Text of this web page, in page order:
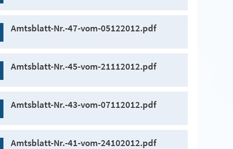
Amtsblatt-Nr.-47-vom-05122012.pdf
Amtsblatt-Nr.-45-vom-21112012.pdf
Amtsblatt-Nr.-43-vom-07112012.pdf
Amtsblatt-Nr.-41-vom-24102012.pdf